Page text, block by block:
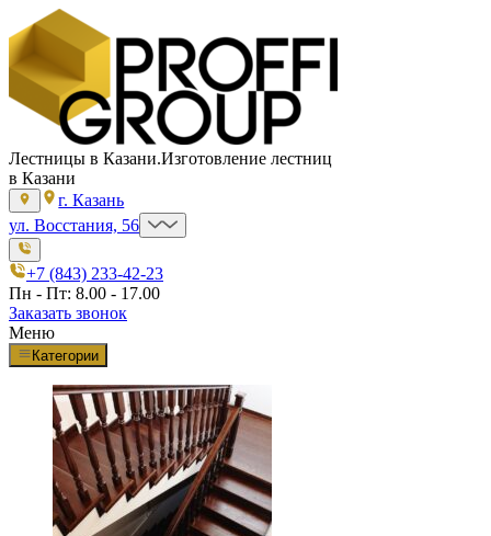
Лестницы в Казани.Изготовление лестниц
в Казани
г. Казань
ул. Восстания, 56
+7 (843) 233-42-23
Пн - Пт: 8.00 - 17.00
Заказать звонок
Меню
Категории